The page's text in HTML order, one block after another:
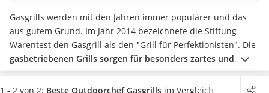
Fliesenschneider
Hochdruckreiniger
Doppelschleifer
Überwachungskamera
Benzinrasenmäher mit Elektrostart
Akku-Laubsauger
Gasgrills werden mit den Jahren immer populärer und das
aus gutem Grund. Im Jahr 2014 bezeichnete die Stiftung
Warentest den Gasgrill als den "Grill für Perfektionisten". Die
gasbetriebenen Grills sorgen für besonders zartes und
saftiges Fleisch. Kaum eine Firma hat dabei mehr
Pionierarbeit für den Vormarsch der Gasgrills geleistet als
1 - 2 von 2: Beste Outdoorchef Gasgrills im Vergleich